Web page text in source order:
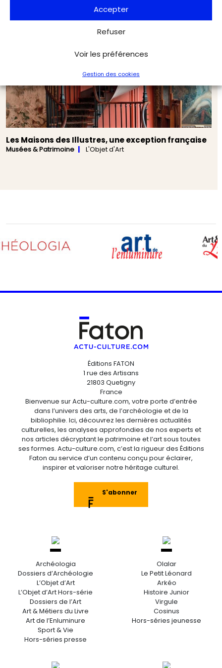
Accepter
Refuser
Voir les préférences
Gestion des cookies
Les Maisons des Illustres, une exception française
Musées & Patrimoine L'Objet d'Art
Éditions FATON
1 rue des Artisans
21803 Quetigny
France
Bienvenue sur Actu-culture.com, votre porte d’entrée
dans l’univers des arts, de l’archéologie et de la
bibliophilie. Ici, découvrez les dernières actualités
culturelles, les analyses approfondies de nos experts et
nos articles décryptant le patrimoine et l’art sous toutes
ses formes. Actu-culture.com, c’est la rigueur des Éditions
Faton au service d’un contenu conçu pour éclairer,
inspirer et valoriser notre héritage culturel.
S'abonner
Archéologia
Dossiers d’Archéologie
L’Objet d’Art
L’Objet d’Art Hors-série
Dossiers de l’Art
Art & Métiers du Livre
Art de l’Enluminure
Sport & Vie
Hors-séries presse
Olalar
Le Petit Léonard
Arkéo
Histoire Junior
Virgule
Cosinus
Hors-séries jeunesse